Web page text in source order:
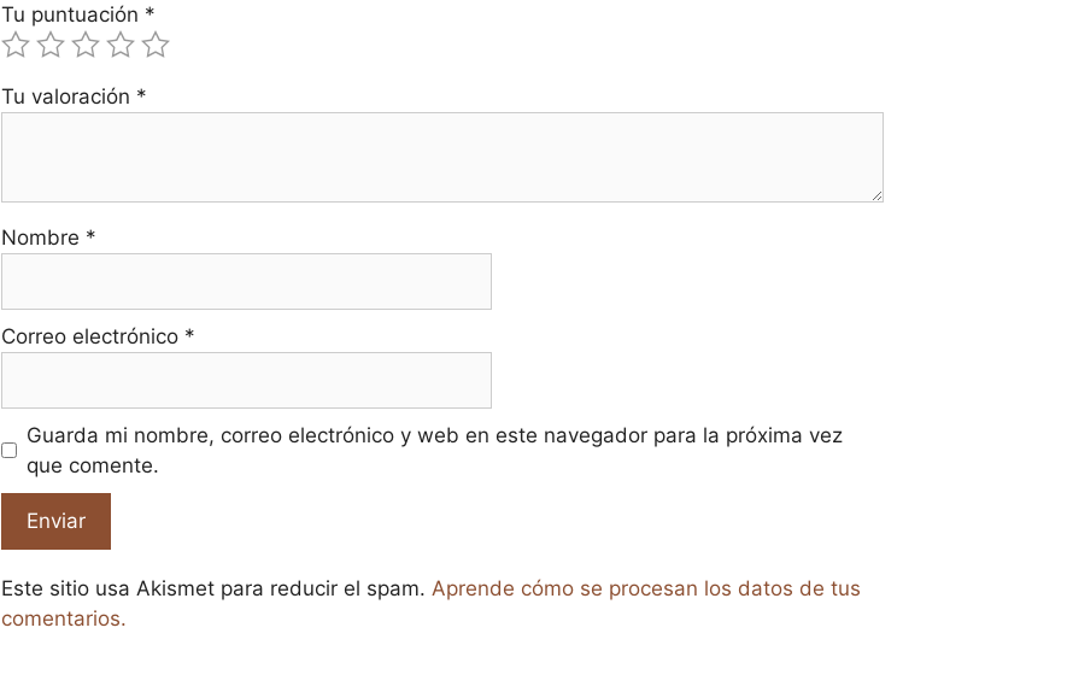
Tu puntuación *
Tu valoración *
Nombre *
Correo electrónico *
Guarda mi nombre, correo electrónico y web en este navegador para la próxima vez
que comente.
Este sitio usa Akismet para reducir el spam. Aprende cómo se procesan los datos de tus
comentarios.